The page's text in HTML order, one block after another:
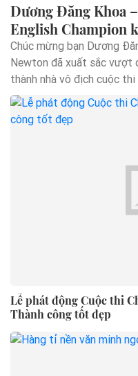
Dương Đăng Khoa
English Champion
Chúc mừng bạn Dương
Newton đã xuất sắc vượt
thành nhà vô địch cuộc
Bắc. Với thành tích này,
Lễ phát động Cuộc thi
Thành công tốt đẹp